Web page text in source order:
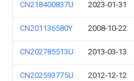
CN218400837U 2023-01-31
CN201136580Y 2008-10-22
CN202785513U 2013-03-13
CN202593775U 2012-12-12